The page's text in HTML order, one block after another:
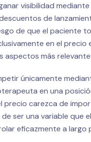
visibilidad
de
de que el paciente
en el precio
aspectos más
únicamente
en una
precio carezca de
ser una variable que
eficazmente a largo